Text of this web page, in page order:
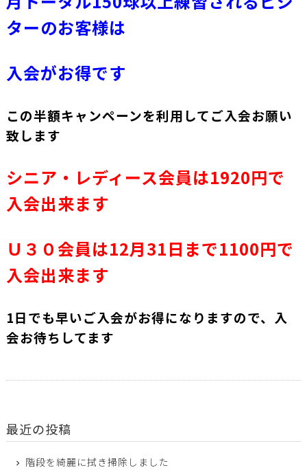
ターのお客様は
入会がお得です
この半額キャンペーンを利用してご入会お願い
致します
シニア・レディース会員は1920円で
入会出来ます
Ｕ３０会員は12月31日まで1100円で
入会出来ます
1日でも早いご入会がお得になりますので、入
会お待ちしてます
最近の投稿
階段を綺麗に拭き掃除しました